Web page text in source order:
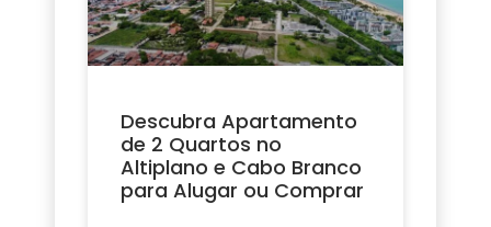
Descubra Apartamento
de 2 Quartos no
Altiplano e Cabo Branco
para Alugar ou Comprar